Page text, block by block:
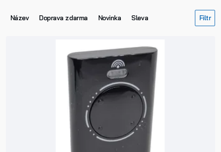
Název Doprava zdarma Novinka Sleva